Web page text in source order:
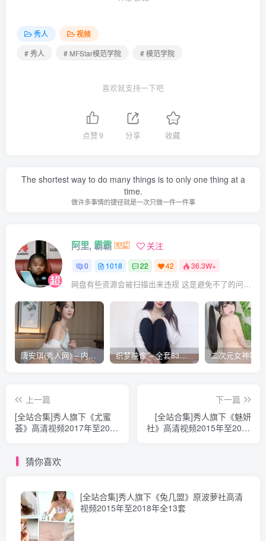
秀人
视频
# 秀人
# MFStar模范学院 # 模范学院
喜欢就支持一下吧
点赞9 分享 收藏
The shortest way to do many things is to only one thing at a
time.
做许多事情的捷径就是一次只做一件一件事
阿里, 霸霸 关注
0 1018 22 42 36.3W+
网盘有些资源会被扫描出来违规 这是避免不了的问题 遇到失效的请评论回复 后面会整理重新打包上传补档
唐安琪(秀人网) – 内购合集无水印[41期-2026.04] 织梦映像 – 全套83期及视频合集[609G-2026..08]
上一篇
[全站合集]秀人旗下《尤蜜
荟》高清视频2017年至2020
下一篇
[全站合集]秀人旗下《魅妍
社》高清视频2015年至2018
猜你喜欢
[全站合集]秀人旗下《兔几盟》原波萝社高清
视频2015年至2018年全13套